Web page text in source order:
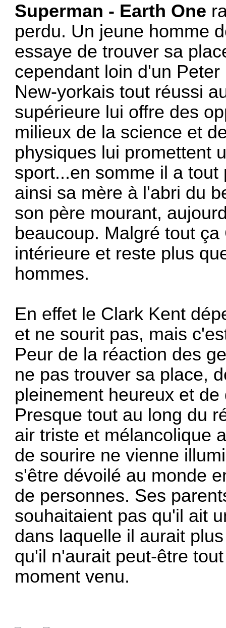
Superman - Earth One
perdu. Un jeune homme
essaye de trouver sa
cependant loin d'un
New-yorkais tout réussi
supérieure lui offre des
milieux de la science et
physiques lui promettent
sport...en somme il a
ainsi sa mère à l'abri du
son père mourant,
beaucoup. Malgré tout
intérieure et reste plus
hommes.
En effet le Clark Kent
et ne sourit pas, mais
Peur de la réaction des
ne pas trouver sa place,
pleinement heureux et
Presque tout au long du
air triste et mélancolique
de sourire ne vienne
s'être dévoilé au monde
de personnes. Ses
souhaitaient pas qu'il ait
dans laquelle il aurait
qu'il n'aurait peut-être
moment venu.